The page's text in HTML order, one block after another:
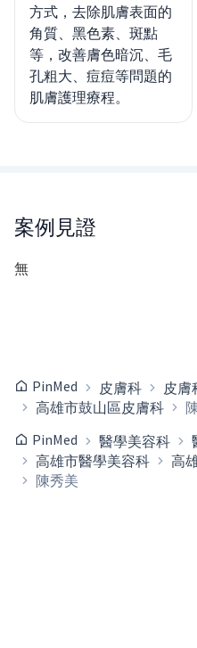
方式，去除肌膚表面的
角質、黑色素、斑點
等，改善膚色暗沉、毛
孔粗大、痘痘等問題的
肌膚護理療程。
案例見證
無
PinMed 皮膚科 皮膚
高雄市鼓山區皮膚科
PinMed
醫學美容科
高雄市醫學美容科
高
陳秀美